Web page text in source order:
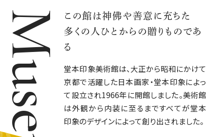
Domoto
The
この館は神佛や善意に充ちた
多くの人ひとからの贈りものであ
る
堂本印象美術館は、大正から昭和にかけて
京都で活躍した日本画家・堂本印象によっ
て設立され1966年に開館しました。美術館
は外観から内装に至るまですべてが堂本
印象のデザインによって創り出されました。